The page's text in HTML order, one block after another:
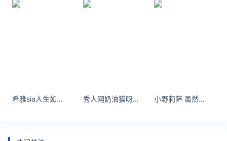
希雅sia人生如果总是在一个“怕”字里纠缠，只能被社会淘汰 秀人网奶油猫呀 性感灰色包臀裙搭配性感魅惑黑丝 小野莉萨 虽然巴厘岛bug叠满- 小红书